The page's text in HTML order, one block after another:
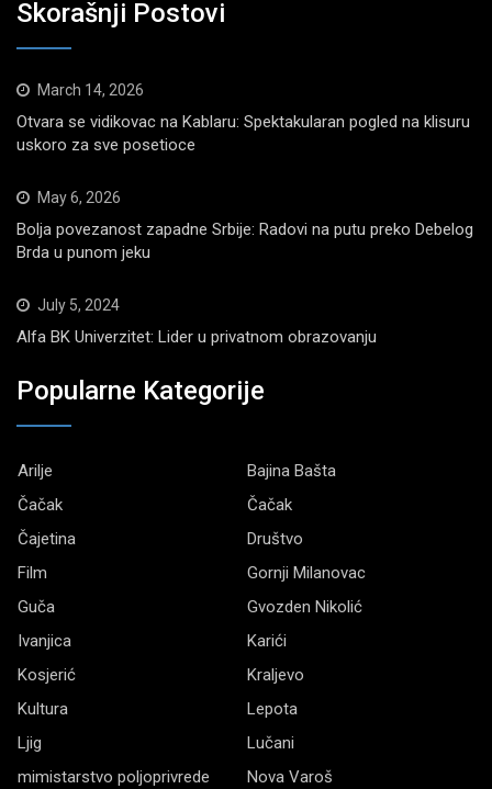
Skorašnji Postovi
March 14, 2026
Otvara se vidikovac na Kablaru: Spektakularan pogled na klisuru
uskoro za sve posetioce
May 6, 2026
Bolja povezanost zapadne Srbije: Radovi na putu preko Debelog
Brda u punom jeku
July 5, 2024
Alfa BK Univerzitet: Lider u privatnom obrazovanju
Popularne Kategorije
Arilje
Bajina Bašta
Čačak
Čačak
Čajetina
Društvo
Film
Gornji Milanovac
Guča
Gvozden Nikolić
Ivanjica
Karići
Kosjerić
Kraljevo
Kultura
Lepota
Ljig
Lučani
mimistarstvo poljoprivrede
Nova Varoš